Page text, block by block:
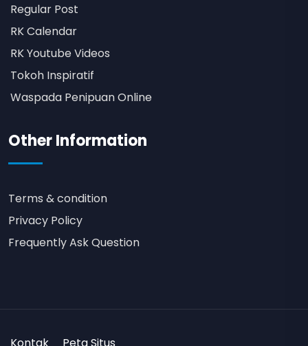
Regular Post
RK Calendar
RK Youtube Videos
Tokoh Inspiratif
Waspada Penipuan Online
Other Information
Terms & condition
Privacy Policy
Frequently Ask Question
Kontak Peta Situs